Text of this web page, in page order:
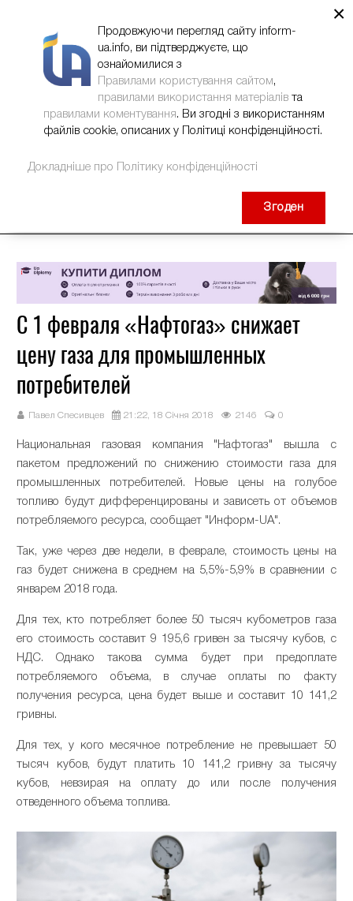
С 1 февраля «Нафтогаз» снижает
цену газа для промышленных
потребителей
Павел Спесивцев 21:22, 18 Січня 2018 2146 0
Национальная газовая компания "Нафтогаз" вышла с
пакетом предложений по снижению стоимости газа для
промышленных потребителей. Новые цены на голубое
топливо будут дифференцированы и зависеть от объемов
потребляемого ресурса, сообщает "Информ-UA".
Так, уже через две недели, в феврале, стоимость цены на
газ будет снижена в среднем на 5,5%-5,9% в сравнении с
январем 2018 года.
Для тех, кто потребляет более 50 тысяч кубометров газа
его стоимость составит 9 195,6 гривен за тысячу кубов, с
НДС. Однако такова сумма будет при предоплате
потребляемого объема, в случае оплаты по факту
получения ресурса, цена будет выше и составит 10 141,2
гривны.
Для тех, у кого месячное потребление не превышает 50
тысяч кубов, будут платить 10 141,2 гривну за тысячу
кубов, невзирая на оплату до или после получения
отведенного объема топлива.
×
Продовжуючи перегляд сайту inform-
ua.info, ви підтверджуєте, що
ознайомилися з
Правилами користування сайтом,
правилами використання матеріалів та
правилами коментування. Ви згодні з використанням
файлів cookie, описаних у Політиці конфіденційності.
Докладніше про Політику конфіденційності
Згоден